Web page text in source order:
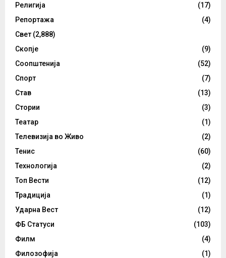
Религија
(17)
Репортажа
(4)
Свет (2,888)
Скопје
(9)
Соопштенија
(52)
Спорт
(7)
Став
(13)
Стории
(3)
Театар
(1)
Телевизија во Живо
(2)
Тенис
(60)
Технологија
(2)
Топ Вести
(12)
Традиција
(1)
Ударна Вест
(12)
ФБ Статуси
(103)
Филм
(4)
Филозофија
(1)